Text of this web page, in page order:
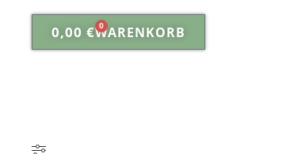
0,00 € 0
WARENKORB